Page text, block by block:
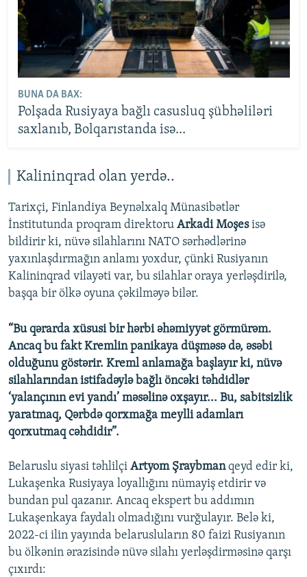
BUNA DA BAX:
Polşada Rusiyaya bağlı casusluq şübhəliləri
saxlanıb, Bolqarıstanda isə...
Kalininqrad olan yerdə..
Tarixçi, Finlandiya Beynəlxalq Münasibətlər
İnstitutunda proqram direktoru Arkadi Moşesisə
bildirir ki, nüvə silahlarını NATO sərhədlərinə
yaxınlaşdırmağın anlamı yoxdur, çünki Rusiyanın
Kalininqrad vilayəti var, bu silahlar oraya yerləşdirilə,
başqa bir ölkə oyuna çəkilməyə bilər.
“Bu qərarda xüsusi bir hərbi əhəmiyyət görmürəm.
Ancaq bu fakt Kremlin panikaya düşməsə də, əsəbi
olduğunu göstərir. Kreml anlamağa başlayır ki, nüvə
silahlarından istifadəylə bağlı öncəki təhdidlər
‘yalançının evi yandı’ məsəlinə oxşayır... Bu, sabitsizlik
yaratmaq, Qərbdə qorxmağa meylli adamları
qorxutmaq cəhdidir”.
Belaruslu siyasi təhlilçi Artyom Şraybmanqeyd edir ki,
Lukaşenka Rusiyaya loyallığını nümayiş etdirir və
bundan pul qazanır. Ancaq ekspert bu addımın
Lukaşenkaya faydalı olmadığını vurğulayır. Belə ki,
2022-ci ilin yayında belarusluların 80 faizi Rusiyanın
bu ölkənin ərazisində nüvə silahı yerləşdirməsinə qarşı
çıxırdı: